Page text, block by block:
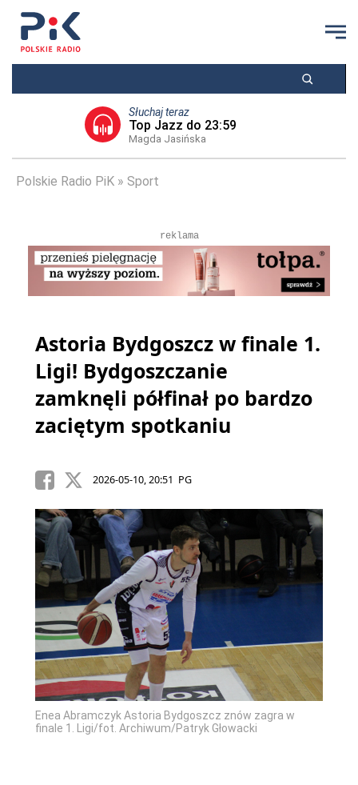
Słuchaj teraz
Top Jazz do 23:59
Magda Jasińska
Polskie Radio PiK Sport
reklama
Astoria Bydgoszcz w finale 1.
Ligi! Bydgoszczanie
zamknęli półfinał po bardzo
zaciętym spotkaniu
2026-05-10, 20:51 PG
Enea Abramczyk Astoria Bydgoszcz znów zagra w
finale 1. Ligi/fot. Archiwum/Patryk Głowacki